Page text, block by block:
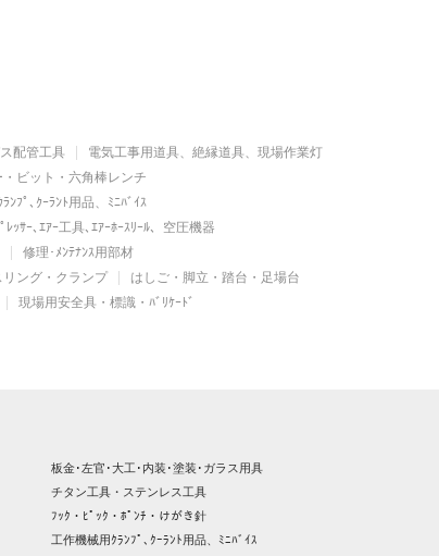
配管工具
電気工事用道具、絶縁道具、現場作業灯
・ビット・六角棒レンチ
ﾝﾌﾟ､ｸｰﾗﾝﾄ用品、ﾐﾆﾊﾞｲｽ
ﾚｯｻｰ､ｴｱｰ工具､ｴｱｰﾎｰｽﾘｰﾙ、空圧機器
修理･ﾒﾝﾃﾅﾝｽ用部材
ング・クランプ
はしご・脚立・踏台・足場台
現場用安全具・標識・ﾊﾞﾘｹｰﾄﾞ
板金･左官･大工･内装･塗装･ガラス用具
チタン工具・ステンレス工具
ﾌｯｸ・ﾋﾟｯｸ・ﾎﾟﾝﾁ・けがき針
工作機械用ｸﾗﾝﾌﾟ､ｸｰﾗﾝﾄ用品、ﾐﾆﾊﾞｲｽ